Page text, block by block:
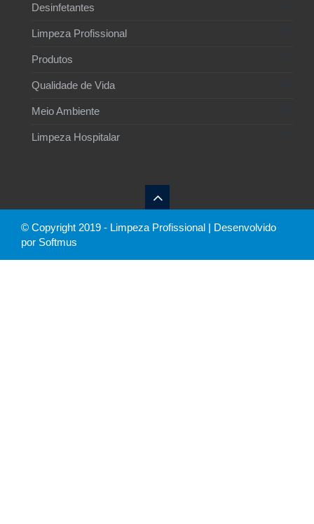
Desinfetantes
Limpeza Profissional
Produtos
Qualidade de Vida
Meio Ambiente
Limpeza Hospitalar
© Copyright 2019 - Limpeza Profissional | Desenvolvido
por Softmus